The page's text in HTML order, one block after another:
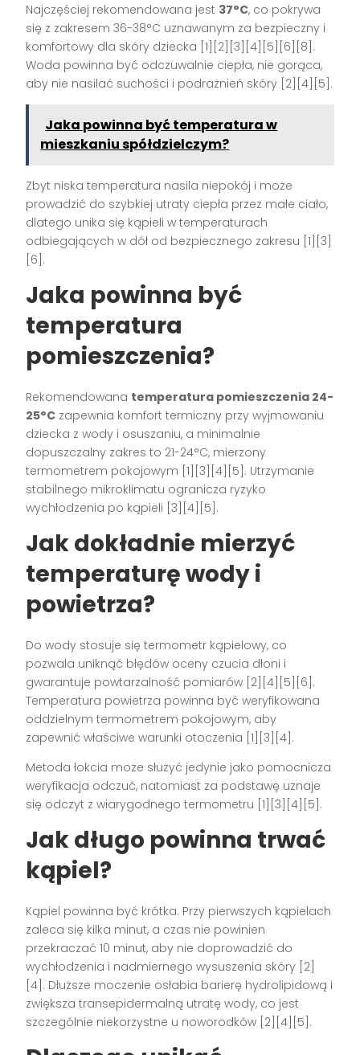
Najczęściej rekomendowana jest 37°C, co pokrywa
się z zakresem 36-38°C uznawanym za bezpieczny i
komfortowy dla skóry dziecka [1][2][3][4][5][6][8].
Woda powinna być odczuwalnie ciepła, nie gorąca,
aby nie nasilać suchości i podrażnień skóry [2][4][5].
Jaka powinna być temperatura w
mieszkaniu spółdzielczym?
Zbyt niska temperatura nasila niepokój i może
prowadzić do szybkiej utraty ciepła przez małe ciało,
dlatego unika się kąpieli w temperaturach
odbiegających w dół od bezpiecznego zakresu [1][3]
[6].
Jaka powinna być
temperatura
pomieszczenia?
Rekomendowana temperatura pomieszczenia 24-
25°C zapewnia komfort termiczny przy wyjmowaniu
dziecka z wody i osuszaniu, a minimalnie
dopuszczalny zakres to 21-24°C, mierzony
termometrem pokojowym [1][3][4][5]. Utrzymanie
stabilnego mikroklimatu ogranicza ryzyko
wychłodzenia po kąpieli [3][4][5].
Jak dokładnie mierzyć
temperaturę wody i
powietrza?
Do wody stosuje się termometr kąpielowy, co
pozwala uniknąć błędów oceny czucia dłoni i
gwarantuje powtarzalność pomiarów [2][4][5][6].
Temperatura powietrza powinna być weryfikowana
oddzielnym termometrem pokojowym, aby
zapewnić właściwe warunki otoczenia [1][3][4].
Metoda łokcia może służyć jedynie jako pomocnicza
weryfikacja odczuć, natomiast za podstawę uznaje
się odczyt z wiarygodnego termometru [1][3][4][5].
Jak długo powinna trwać
kąpiel?
Kąpiel powinna być krótka. Przy pierwszych kąpielach
zaleca się kilka minut, a czas nie powinien
przekraczać 10 minut, aby nie doprowadzić do
wychłodzenia i nadmiernego wysuszenia skóry [2]
[4]. Dłuższe moczenie osłabia barierę hydrolipidową i
zwiększa transepidermalną utratę wody, co jest
szczególnie niekorzystne u noworodków [2][4][5].